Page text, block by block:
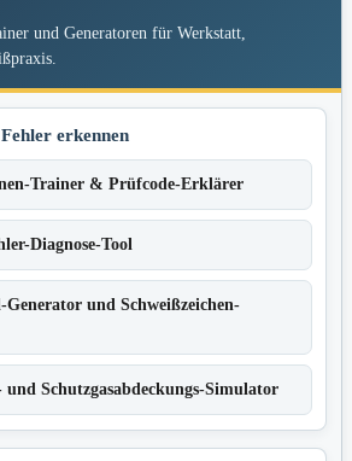
und Generatoren für Werkstatt,
erkennen
Trainer & Prüfcode-Erklärer
Diagnose-Tool
Generator und Schweißzeichen-
Schutzgasabdeckungs-Simulator